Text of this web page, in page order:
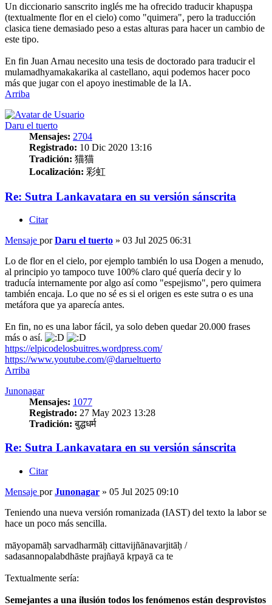
Un diccionario sanscrito inglés me ha ofrecido traducir khapuṣpa
(textualmente flor en el cielo) como "quimera", pero la traducción
clasica tiene demasiado peso a estas alturas para hacer un cambio de
este tipo.
En fin Juan Arnau necesito una tesis de doctorado para traducir el
mulamadhyamakakarika al castellano, aqui podemos hacer poco
más que jugar con el apoyo inestimable de la IA.
Arriba
Daru el tuerto
Mensajes: 2704
Registrado: 10 Dic 2020 13:16
Tradición: 猫猫
Localización: 彩虹
Re: Sutra Lankavatara en su versión sánscrita
Citar
Mensaje porDaru el tuerto » 03 Jul 2025 06:31
Lo de flor en el cielo, por ejemplo también lo usa Dogen a menudo,
al principio yo tampoco tuve 100% claro qué quería decir y lo
traducía internamente por algo así como "espejismo", pero quimera
también encaja. Lo que no sé es si el origen es este sutra o es una
metáfora que ya aparecía antes.
En fin, no es una labor fácil, ya solo deben quedar 20.000 frases
más o así.
https://elpicodelosbuitres.wordpress.com/
https://www.youtube.com/@darueltuerto
Arriba
Junonagar
Mensajes: 1077
Registrado: 27 May 2023 13:28
Tradición: बुद्धधर्म
Re: Sutra Lankavatara en su versión sánscrita
Citar
Mensaje porJunonagar » 05 Jul 2025 09:10
Teniendo una nueva versión romanizada (IAST) del texto la labor se
hace un poco más sencilla.
māyopamāḥ sarvadharmāḥ cittavijñānavarjitāḥ /
sadasannopalabdhāste prajñayā kṛpayā ca te
Textualmente sería:
Semejantes a una ilusión todos los fenómenos están desprovistos